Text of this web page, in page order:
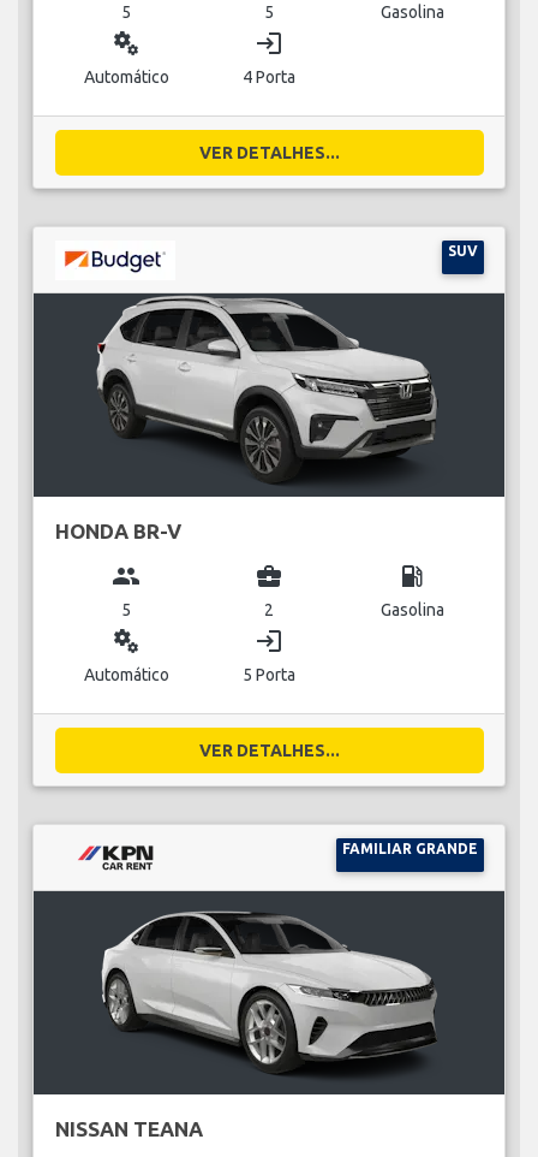
5 5 Gasolina
miscellaneous_services
Automático
login
4 Porta
VER DETALHES...
SUV
HONDA BR-V
group
5
business_center
2
local_gas_station
Gasolina
miscellaneous_services
Automático
login
5 Porta
VER DETALHES...
FAMILIAR GRANDE
NISSAN TEANA